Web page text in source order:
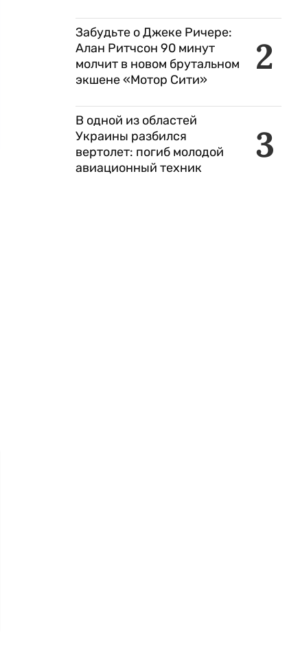
2
Забудьте о Джеке Ричере:
Алан Ритчсон 90 минут
молчит в новом брутальном
экшене «Мотор Сити»
3
В одной из областей
Украины разбился
вертолет: погиб молодой
авиационный техник